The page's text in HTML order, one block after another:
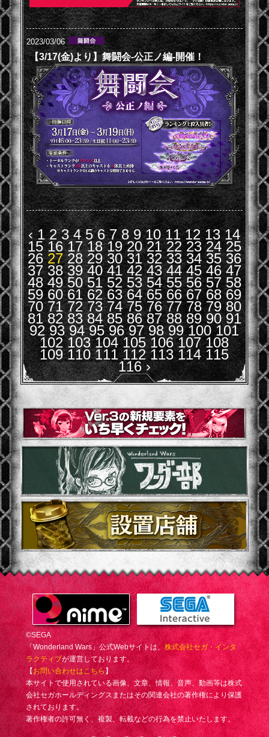
2023/03/06
【3/17(金)より】舞闘会-公正ノ編-開催！
‹ 1 2 3 4 5 6 7 8 9 10 11 12 13 14
15 16 17 18 19 20 21 22 23 24 25
26 27 28 29 30 31 32 33 34 35 36
37 38 39 40 41 42 43 44 45 46 47
48 49 50 51 52 53 54 55 56 57 58
59 60 61 62 63 64 65 66 67 68 69
70 71 72 73 74 75 76 77 78 79 80
81 82 83 84 85 86 87 88 89 90 91
92 93 94 95 96 97 98 99 100 101
102 103 104 105 106 107 108
109 110 111 112 113 114 115
116 ›
©SEGA
「Wonderland Wars」公式Webサイトは、株式会社セガ・インタ
ラクティブが運営しております。
【お問い合わせはこちら】
本サイトで使用されている画像、文章、情報、音声、動画等は株式
会社セガホールディングスまたはその関連会社の著作権により保護
されております。
著作権者の許可無く、複製、転載などの行為を禁止いたします。